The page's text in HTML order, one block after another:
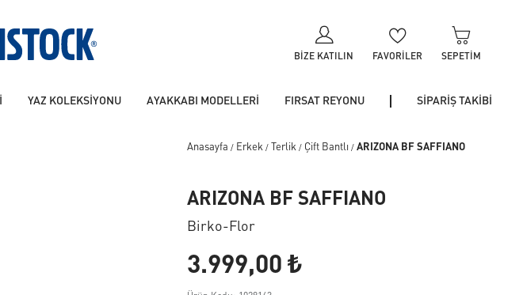
BIZE KATILIN FAVORILER SEPETIM
YAZ KOLEKSİYONU AYAKKABI MODELLERİ FIRSAT REYONU SİPARİŞ TAKİBİ
Anasayfa / Erkek / Terlik / Çift Bantlı / ARIZONA BF SAFFIANO
ARIZONA BF SAFFIANO
Birko-Flor
3.999,00 ₺